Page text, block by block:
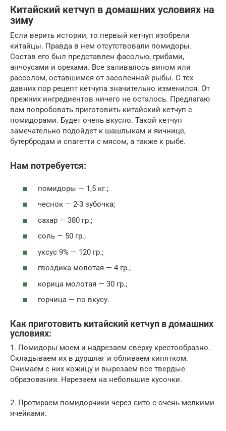
Китайский кетчуп в домашних условиях на
зиму
Если верить истории, то первый кетчуп изобрели
китайцы. Правда в нем отсутствовали помидоры.
Состав его был представлен фасолью, грибами,
анчоусами и орехами. Все заливалось вином или
рассолом, оставшимся от засоленной рыбы. С тех
давних пор рецепт кетчупа значительно изменился. От
прежних ингредиентов ничего не осталось. Предлагаю
вам попробовать приготовить китайский кетчуп с
помидорами. Будет очень вкусно. Такой кетчуп
замечательно подойдет к шашлыкам и яичнице,
бутербродам и спагетти с мясом, а также к рыбе.
Нам потребуется:
помидоры — 1,5 кг.;
чеснок — 2-3 зубочка;
сахар — 380 гр.;
соль — 50 гр.;
уксус 9% — 120 гр.;
гвоздика молотая — 4 гр.;
корица молотая — 30 гр.;
горчица — по вкусу.
Как приготовить китайский кетчуп в домашних
условиях:
1. Помидоры моем и надрезаем сверху крестообразно.
Складываем их в дуршлаг и обливаем кипятком.
Снимаем с них кожицу и вырезаем все твердые
образования. Нарезаем на небольшие кусочки.
2. Протираем помидорчики через сито с очень мелкими
ячейками.